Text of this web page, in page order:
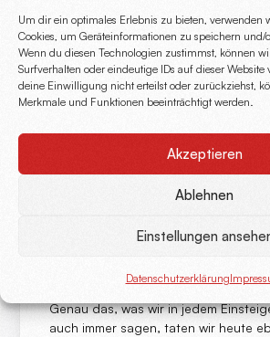
Um dir ein optimales Erlebnis zu bieten, verwenden
Cookies, um Geräteinformationen zu speichern
Wenn du diesen Technologien zustimmst, können
Surfverhalten oder eindeutige IDs auf dieser
deine Einwilligung nicht erteilst oder zurückziehst,
Merkmale und Funktionen beeinträchtigt werden.
Akzeptieren
Ablehnen
Einstellungen
Datenschutzerklärung
Die ECHT Kampagne für
Auch so eine Geschichte, die wir hier
unterwegs! Lest selbst […]
MÄRZ 29, 2026 2 MIN READ
Man muss nur mal rausgehen!
Genau das, was wir in jedem
auch immer sagen, taten wir heute